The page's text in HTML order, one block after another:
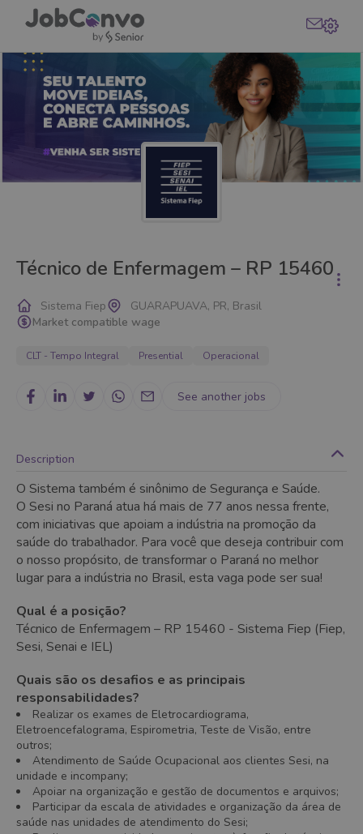
Técnico de Enfermagem – RP 15460
Sistema Fiep
GUARAPUAVA, PR, Brasil
Market compatible wage
CLT - Tempo Integral Presential Operacional
See another jobs
Description
O Sistema também é sinônimo de Segurança e Saúde.
O Sesi no Paraná atua há mais de 77 anos nessa frente,
com iniciativas que apoiam a indústria na promoção da
saúde do trabalhador. Para você que deseja contribuir com
o nosso propósito, de transformar o Paraná no melhor
lugar para a indústria no Brasil, esta vaga pode ser sua!
Qual é a posição?
Técnico de Enfermagem – RP 15460 - Sistema Fiep (Fiep,
Sesi, Senai e IEL)
Quais são os desafios e as principais
responsabilidades?
Realizar os exames de Eletrocardiograma,
Eletroencefalograma, Espirometria, Teste de Visão, entre
outros;
Atendimento de Saúde Ocupacional aos clientes Sesi, na
unidade e incompany;
Apoiar na organização e gestão de documentos e arquivos;
Participar da escala de atividades e organização da área de
saúde nas unidades de atendimento do Sesi;